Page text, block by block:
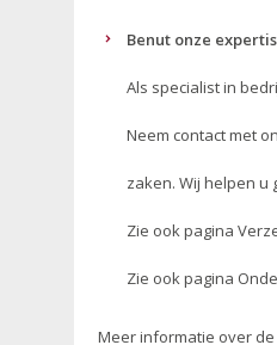
Benut onze
Als specialist in
Neem contact met
zaken. Wij helpen u
Zie ook pagina
Zie ook pagina
Meer informatie over